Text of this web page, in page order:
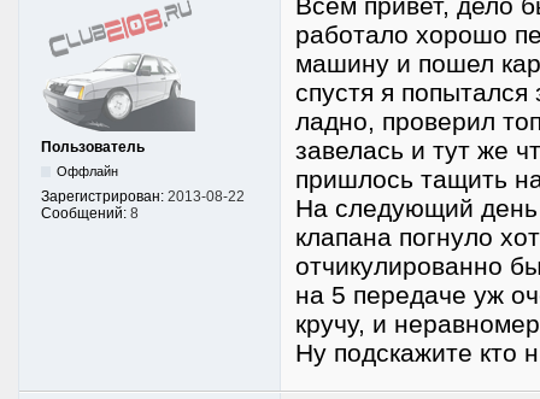
Пользователь
Оффлайн
Зарегистрирован: 2013-08-22
Сообщений: 8
Всем привет, дело
работало хорошо
машину и пошел
спустя я
ладно, проверил
завелась и тут же
пришлось тащить
На следующий день
клапана погнуло
отчикулированно
на 5 передаче уж
кручу, и
Ну подскажите кто